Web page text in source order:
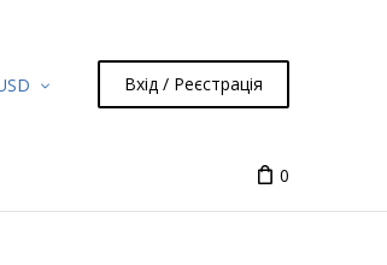
Вхід / Реєстрація
0